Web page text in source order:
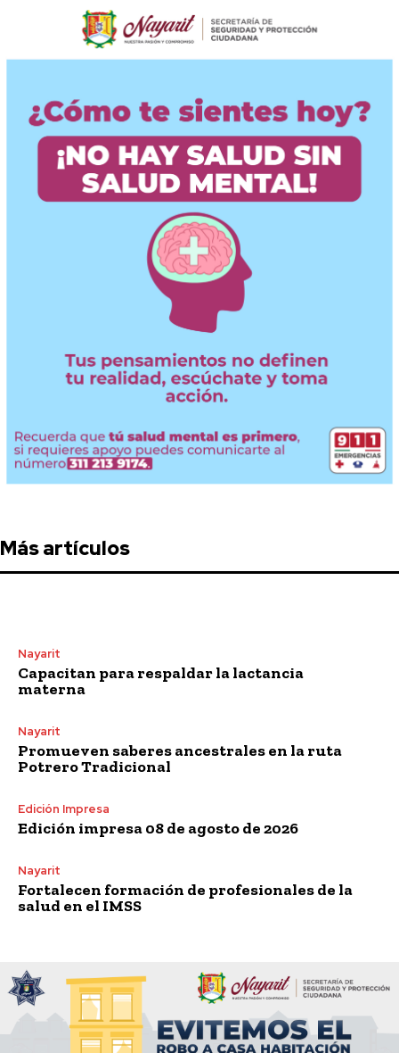
Más artículos
Nayarit
Capacitan para respaldar la lactancia
materna
Nayarit
Promueven saberes ancestrales en la ruta
Potrero Tradicional
Edición Impresa
Edición impresa 08 de agosto de 2026
Nayarit
Fortalecen formación de profesionales de la
salud en el IMSS